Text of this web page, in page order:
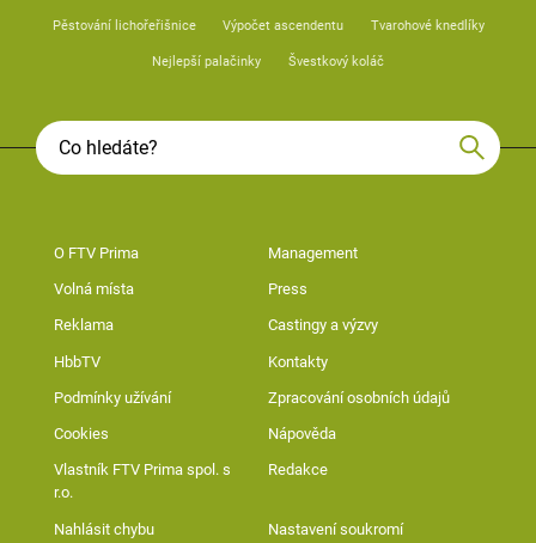
Pěstování lichořeřišnice Výpočet ascendentu Tvarohové knedlíky
Nejlepší palačinky Švestkový koláč
O FTV Prima Management
Volná místa Press
Reklama Castingy a výzvy
HbbTV Kontakty
Podmínky užívání Zpracování osobních údajů
Cookies Nápověda
Vlastník FTV Prima spol. s
r.o.
Redakce
Nahlásit chybu Nastavení soukromí